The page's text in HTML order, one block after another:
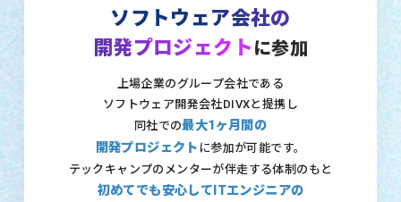
ソフトウェア会社の
開発プロジェクト に参加
上場企業のグループ会社である
ソフトウェア開発会社DIVXと提携し
同社での最大1ヶ月間の
開発プロジェクト に参加が可能です。
テックキャンプのメンターが伴走する体制のもと
初めてでも安心してITエンジニアの